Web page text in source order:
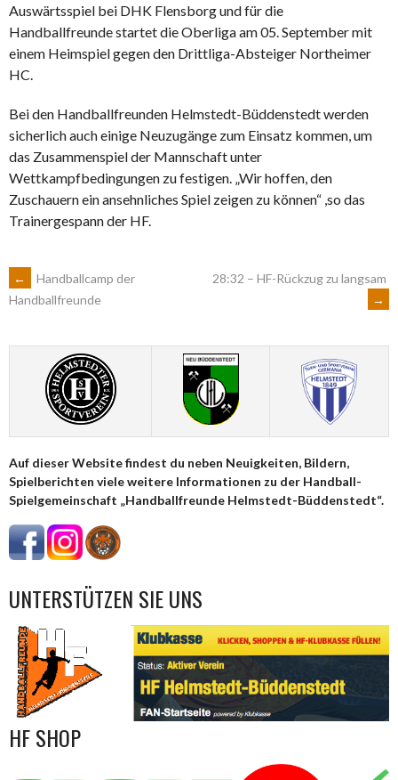
Auswärtsspiel bei DHK Flensborg und für die
Handballfreunde startet die Oberliga am 05. September mit
einem Heimspiel gegen den Drittliga-Absteiger Northeimer
HC.
Bei den Handballfreunden Helmstedt-Büddenstedt werden
sicherlich auch einige Neuzugänge zum Einsatz kommen, um
das Zusammenspiel der Mannschaft unter
Wettkampfbedingungen zu festigen. „Wir hoffen, den
Zuschauern ein ansehnliches Spiel zeigen zu können“ ,so das
Trainergespann der HF.
ARTIKEL-
NAVIGATION
←
Handballcamp der
Handballfreunde
28:32 – HF-Rückzug zu langsam
→
Auf dieser Website findest du neben Neuigkeiten, Bildern,
Spielberichten viele weitere Informationen zu der Handball-
Spielgemeinschaft „Handballfreunde Helmstedt-Büddenstedt“.
UNTERSTÜTZEN SIE UNS
HF SHOP